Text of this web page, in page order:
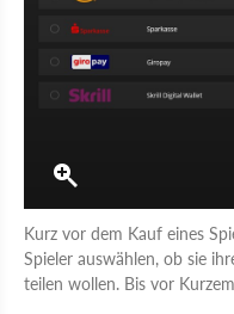
Kurz vor dem Kauf eines
Spieler auswählen, ob sie
teilen wollen. Bis vor